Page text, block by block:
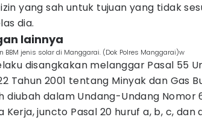
yang sah untuk tujuan yang tidak
dia.
lainnya
BBM jenis solar di Manggarai. (Dok Polres Manggarai)w
disangkakan melanggar Pasal 55
Tahun 2001 tentang Minyak dan Gas
diubah dalam Undang-Undang Nomor
juncto Pasal 20 huruf a, b, c, dan